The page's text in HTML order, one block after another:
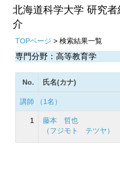
北海道科学大学 研究
介
TOPページ > 検索結果一覧
専門分野：高等教育学
No. 氏名(カナ)
講師 （1名）
1
藤本 哲也
（フジモト テツヤ）